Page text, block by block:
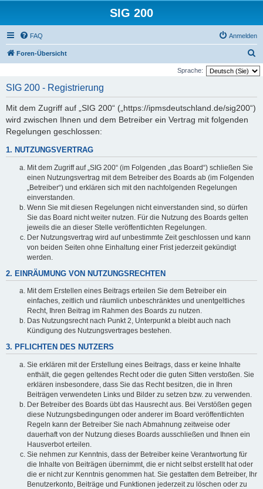
SIG 200
FAQ Anmelden
Foren-Übersicht
u
Sprache:
SIG 200 - Registrierung
Mit dem Zugriff auf „SIG 200“ („https://ipmsdeutschland.de/sig200“)
wird zwischen Ihnen und dem Betreiber ein Vertrag mit folgenden
Regelungen geschlossen:
1. NUTZUNGSVERTRAG
Mit dem Zugriff auf „SIG 200“ (im Folgenden „das Board“) schließen Sie
einen Nutzungsvertrag mit dem Betreiber des Boards ab (im Folgenden
„Betreiber“) und erklären sich mit den nachfolgenden Regelungen
einverstanden.
Wenn Sie mit diesen Regelungen nicht einverstanden sind, so dürfen
Sie das Board nicht weiter nutzen. Für die Nutzung des Boards gelten
jeweils die an dieser Stelle veröffentlichten Regelungen.
Der Nutzungsvertrag wird auf unbestimmte Zeit geschlossen und kann
von beiden Seiten ohne Einhaltung einer Frist jederzeit gekündigt
werden.
2. EINRÄUMUNG VON NUTZUNGSRECHTEN
Mit dem Erstellen eines Beitrags erteilen Sie dem Betreiber ein
einfaches, zeitlich und räumlich unbeschränktes und unentgeltliches
Recht, Ihren Beitrag im Rahmen des Boards zu nutzen.
Das Nutzungsrecht nach Punkt 2, Unterpunkt a bleibt auch nach
Kündigung des Nutzungsvertrages bestehen.
3. PFLICHTEN DES NUTZERS
Sie erklären mit der Erstellung eines Beitrags, dass er keine Inhalte
enthält, die gegen geltendes Recht oder die guten Sitten verstoßen. Sie
erklären insbesondere, dass Sie das Recht besitzen, die in Ihren
Beiträgen verwendeten Links und Bilder zu setzen bzw. zu verwenden.
Der Betreiber des Boards übt das Hausrecht aus. Bei Verstößen gegen
diese Nutzungsbedingungen oder anderer im Board veröffentlichten
Regeln kann der Betreiber Sie nach Abmahnung zeitweise oder
dauerhaft von der Nutzung dieses Boards ausschließen und Ihnen ein
Hausverbot erteilen.
Sie nehmen zur Kenntnis, dass der Betreiber keine Verantwortung für
die Inhalte von Beiträgen übernimmt, die er nicht selbst erstellt hat oder
die er nicht zur Kenntnis genommen hat. Sie gestatten dem Betreiber, Ihr
Benutzerkonto, Beiträge und Funktionen jederzeit zu löschen oder zu